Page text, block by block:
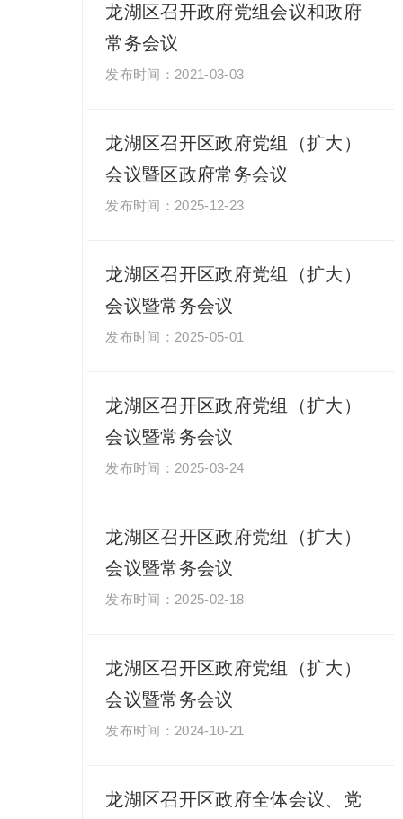
龙湖区召开政府党组会议和政府
常务会议
2021-03-03
龙湖区召开区政府党组（扩大）
会议暨区政府常务会议
2025-12-23
龙湖区召开区政府党组（扩大）
会议暨常务会议
2025-05-01
龙湖区召开区政府党组（扩大）
会议暨常务会议
2025-03-24
龙湖区召开区政府党组（扩大）
会议暨常务会议
2025-02-18
龙湖区召开区政府党组（扩大）
会议暨常务会议
2024-10-21
龙湖区召开区政府全体会议、党